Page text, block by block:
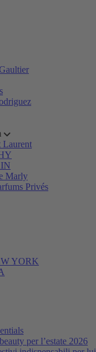
Laurent
Marly
Privés
YORK
per l’estate 2026